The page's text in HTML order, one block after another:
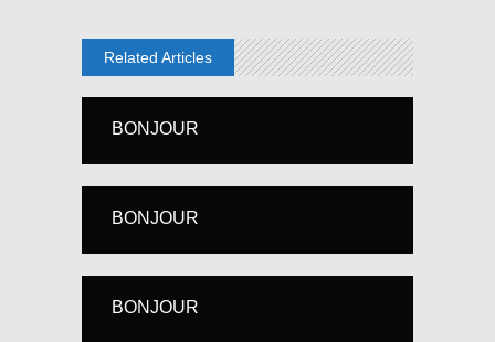
Related Articles
BONJOUR
BONJOUR
BONJOUR